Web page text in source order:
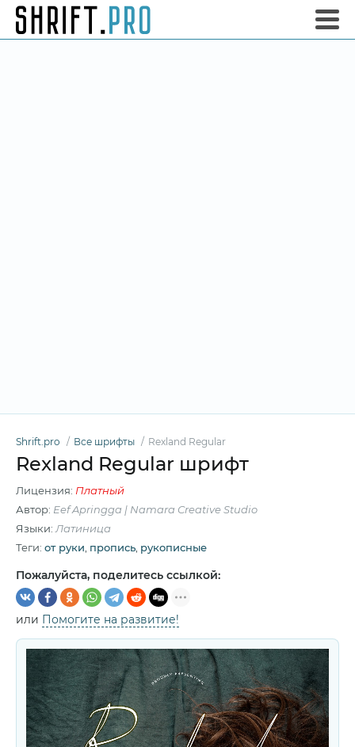
Shrift.pro Все шрифты Rexland Regular
Rexland Regular шрифт
Лицензия: Платный
Автор: Eef Apringga | Namara Creative Studio
Языки: Латиница
Теги: от руки пропись рукописные
Пожалуйста, поделитесь ссылкой:
или Помогите на развитие!